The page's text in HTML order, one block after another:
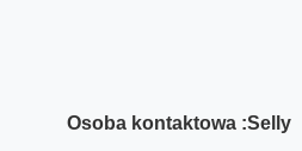
Osoba kontaktowa :Selly